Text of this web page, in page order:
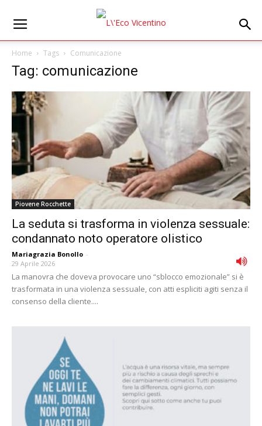
Home Tags Comunicazione
Tag: comunicazione
Piovene Rocchette
La seduta si trasforma in violenza sessuale:
condannato noto operatore olistico
Mariagrazia Bonollo -
29 Aprile 2026
La manovra che doveva provocare uno “sblocco emozionale” si è
trasformata in una violenza sessuale, con atti espliciti agiti senza il
consenso della cliente....